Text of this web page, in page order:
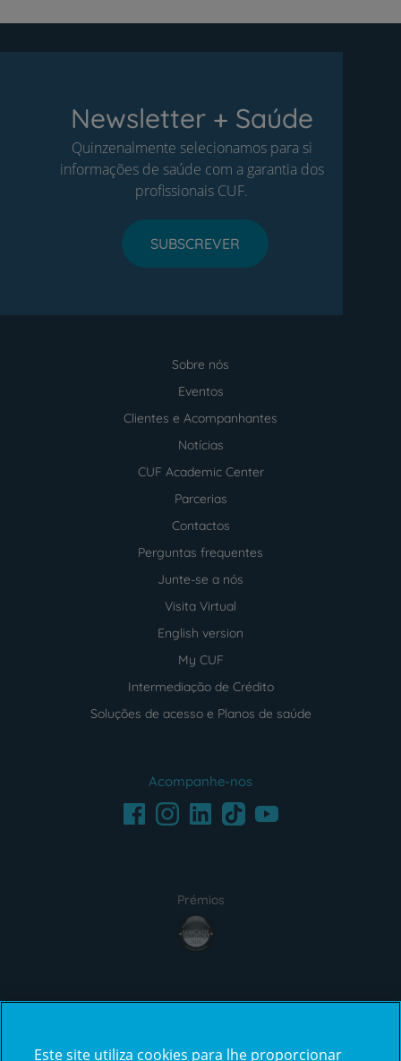
Newsletter + Saúde
Quinzenalmente selecionamos para si
informações de saúde com a garantia dos
profissionais CUF.
SUBSCREVER
Sobre nós
Eventos
Clientes e Acompanhantes
Notícias
CUF Academic Center
Parcerias
Contactos
Perguntas frequentes
Junte-se a nós
Visita Virtual
English version
My CUF
Intermediação de Crédito
Soluções de acesso e Planos de saúde
Acompanhe-nos
FacebookInstagramLinkedInTikTokYoutube
Prémios
award4
certification2certification3
Este site utiliza cookies para lhe proporcionar